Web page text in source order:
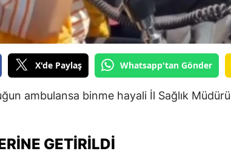
Burdur
Bursa
Çanakkale
Çankırı
Çorum
X'de Paylaş Whatsapp'tan Gönder
ambulansa binme hayali İl Sağlık Müdürü
GETIRILDI